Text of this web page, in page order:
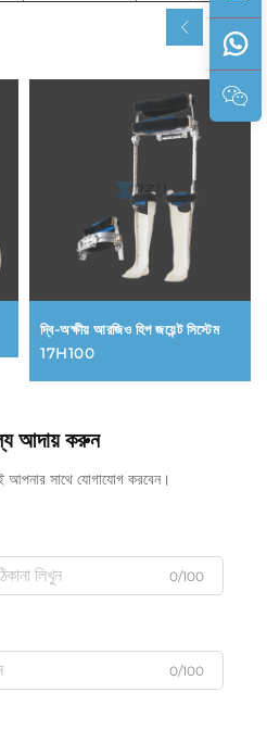
দ্বি-অক্ষীয় আরজিও হিপ জয়েন্ট সিস্টেম
17H100
আদায় করুন
আপনার সাথে যোগাযোগ করবেন।
0/100
0/100